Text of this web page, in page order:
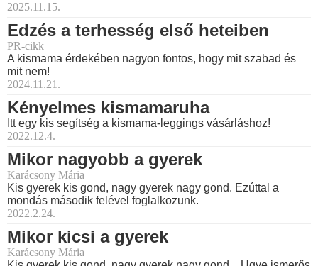
2025.11.15.
Edzés a terhesség első heteiben
PR-cikk
A kismama érdekében nagyon fontos, hogy mit szabad és
mit nem!
2024.11.21.
Kényelmes kismamaruha
Itt egy kis segítség a kismama-leggings vásárláshoz!
2022.12.4.
Mikor nagyobb a gyerek
Karácsony Mária
Kis gyerek kis gond, nagy gyerek nagy gond. Ezúttal a
mondás második felével foglalkozunk.
2022.2.24.
Mikor kicsi a gyerek
Karácsony Mária